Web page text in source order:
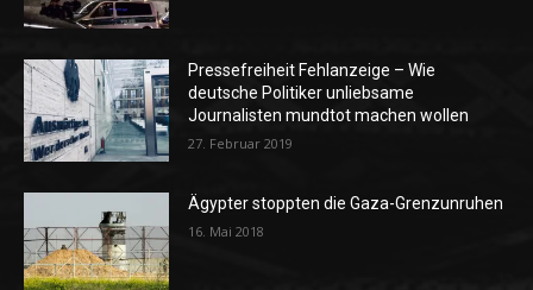
Pressefreiheit Fehlanzeige – Wie
deutsche Politiker unliebsame
Journalisten mundtot machen wollen
27. Februar 2019
Ägypter stoppten die Gaza-Grenzunruhen
16. Mai 2018